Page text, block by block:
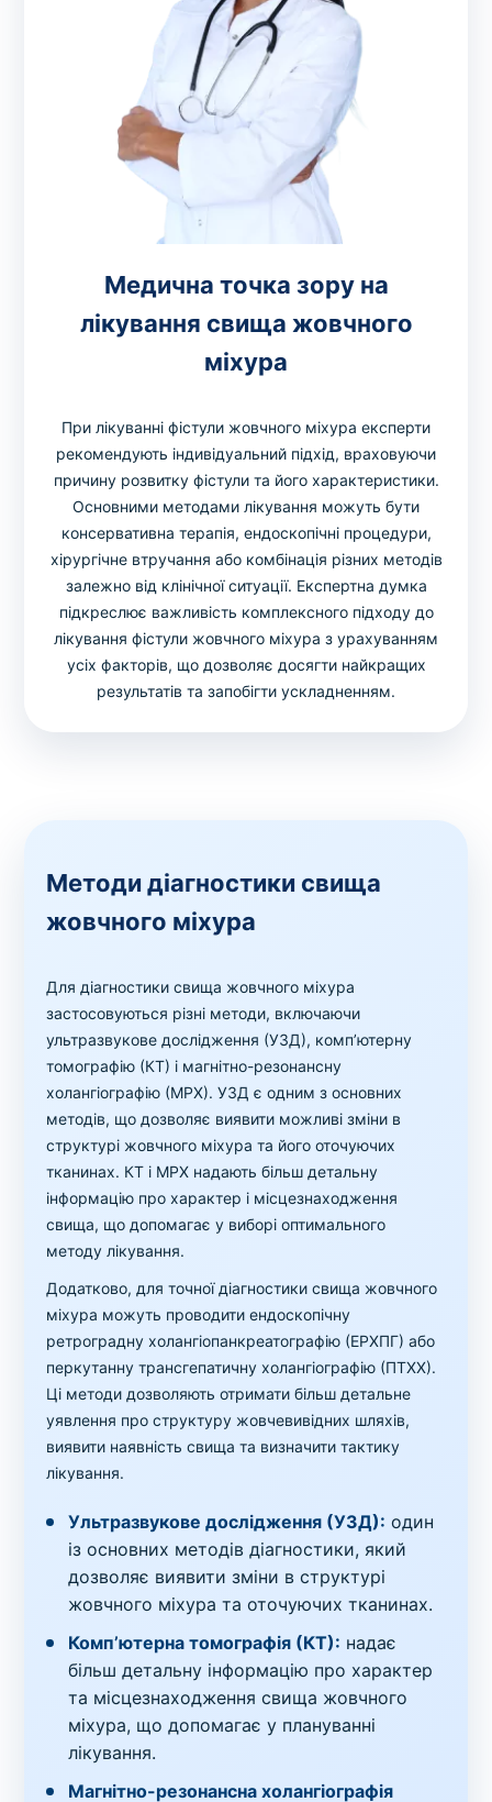
Медична точка зору на
лікування свища жовчного
міхура
При лікуванні фістули жовчного міхура експерти
рекомендують індивідуальний підхід, враховуючи
причину розвитку фістули та його характеристики.
Основними методами лікування можуть бути
консервативна терапія, ендоскопічні процедури,
хірургічне втручання або комбінація різних методів
залежно від клінічної ситуації. Експертна думка
підкреслює важливість комплексного підходу до
лікування фістули жовчного міхура з урахуванням
усіх факторів, що дозволяє досягти найкращих
результатів та запобігти ускладненням.
Методи діагностики свища
жовчного міхура
Для діагностики свища жовчного міхура
застосовуються різні методи, включаючи
ультразвукове дослідження (УЗД), комп’ютерну
томографію (КТ) і магнітно-резонансну
холангіографію (МРХ). УЗД є одним з основних
методів, що дозволяє виявити можливі зміни в
структурі жовчного міхура та його оточуючих
тканинах. КТ і МРХ надають більш детальну
інформацію про характер і місцезнаходження
свища, що допомагає у виборі оптимального
методу лікування.
Додатково, для точної діагностики свища жовчного
міхура можуть проводити ендоскопічну
ретроградну холангіопанкреатографію (ЕРХПГ) або
перкутанну трансгепатичну холангіографію (ПТХХ).
Ці методи дозволяють отримати більш детальне
уявлення про структуру жовчевивідних шляхів,
виявити наявність свища та визначити тактику
лікування.
Ультразвукове дослідження (УЗД): один
із основних методів діагностики, який
дозволяє виявити зміни в структурі
жовчного міхура та оточуючих тканинах.
Комп’ютерна томографія (КТ): надає
більш детальну інформацію про характер
та місцезнаходження свища жовчного
міхура, що допомагає у плануванні
лікування.
Магнітно-резонансна холангіографія